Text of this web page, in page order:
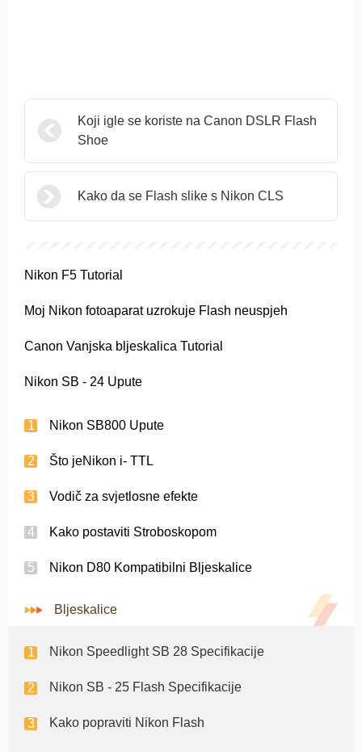
Koji igle se koriste na Canon DSLR Flash
Shoe
Kako da se Flash slike s Nikon CLS
Nikon F5 Tutorial
Moj Nikon fotoaparat uzrokuje Flash neuspjeh
Canon Vanjska bljeskalica Tutorial
Nikon SB - 24 Upute
Nikon SB800 Upute
Što jeNikon i- TTL
Vodič za svjetlosne efekte
Kako postaviti Stroboskopom
Nikon D80 Kompatibilni Bljeskalice
Bljeskalice
Nikon Speedlight SB 28 Specifikacije
Nikon SB - 25 Flash Specifikacije
Kako popraviti Nikon Flash